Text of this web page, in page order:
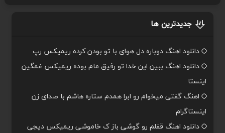
جدیدترین ها
دانلود اهنگ دوباره دل هوای با تو بودن کرده ریمیکس رپ
دانلود اهنگ ببین این خدا تو رفیق مام بوده ریمیکس غمگین
اینستا
اهنگ گفتی میخوام رو ابرا همدم ستاره هاشم با صدای زن
اینستاگرام
دانلود اهنگ قفلم رو گوشی باز ک خاموشی ریمیکس دیجی